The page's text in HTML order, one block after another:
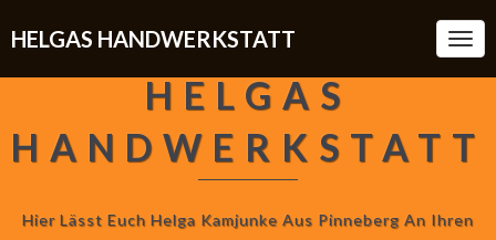
HELGAS HANDWERKSTATT
HELGAS
HANDWERKSTATT
Hier Lässt Euch Helga Kamjunke Aus Pinneberg An Ihren